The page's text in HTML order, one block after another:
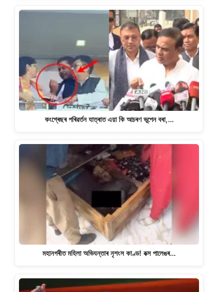
কংগ্ৰেছৰ পৰিৱৰ্তন যাত্ৰাত এয়া কি আচৰণ ভূপেন বৰা,…
মহানগৰীত মহিলা অভিযন্তাৰ নৃশংস কাণ্ড! বক্স পালেঙৰ…